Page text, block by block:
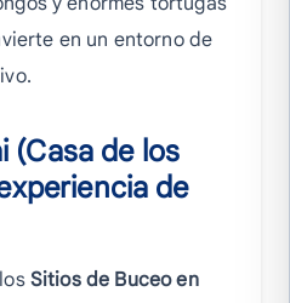
en un entorno de
(Casa de los
de
Sitios de Buceo en